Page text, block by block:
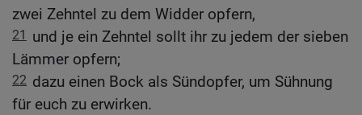
zwei Zehntel zu dem Widder opfern,
21
und je ein Zehntel sollt ihr zu jedem der sieben
Lämmer opfern;
22 dazu einen Bock als Sündopfer, um Sühnung
für euch zu erwirken.